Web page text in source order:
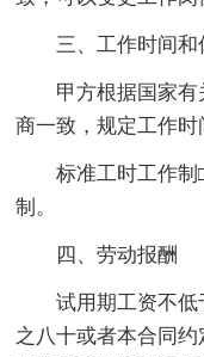
三、工作时间和
甲方根据国家
商一致，规定工作
标准工时工作
制。
四、劳动报酬
试用期工资不
之八十或者本合同